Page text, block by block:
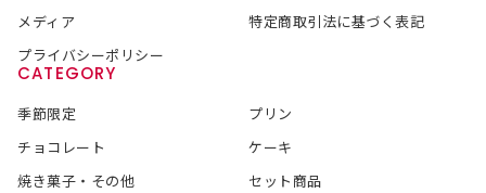
メディア
特定商取引法に基づく表記
プライバシーポリシー
CATEGORY
季節限定
プリン
チョコレート
ケーキ
焼き菓子・その他
セット商品